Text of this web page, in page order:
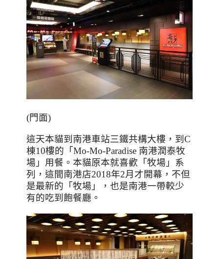
(門面)
這天本貓到南港車站三鐵共構大樓，到 C
棟10樓的「 Mo-Mo-Paradise 南港潤泰牧
場」用餐。本貓原本就喜歡「牧場」系
列，這間南港店2018年2月才開幕，不但
是最新的「牧場」，也是南港一帶較少
有的吃到飽餐廳。